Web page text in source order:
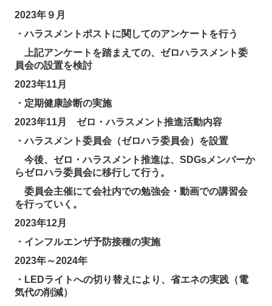
2023年９月
・ハラスメントポストに関してのアンケートを行う
上記アンケートを踏まえての、ゼロハラスメント委
員会の設置を検討
2023年11月
・定期健康診断の実施
2023年11月 ゼロ・ハラスメント推進活動内容
・ハラスメント委員会（ゼロハラ委員会）を設置
今後、ゼロ・ハラスメント推進は、SDGsメンバーか
らゼロハラ委員会に移行して行う。
委員会主催にて会社内での勉強会・動画での講習会
を行っていく。
2023年12月
・インフルエンザ予防接種の実施
2023年～2024年
・LEDライトへの切り替えにより、省エネの実践（電
気代の削減）